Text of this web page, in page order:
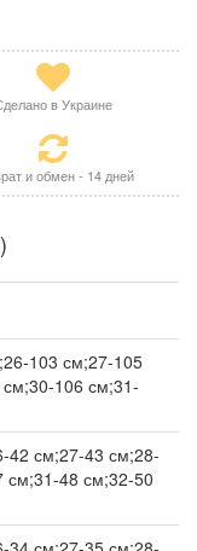
в Украине
и обмен - 14 дней
103 см;27-105
106 см;31-
42 см;27-43 см;28-
см;31-48 см;32-50